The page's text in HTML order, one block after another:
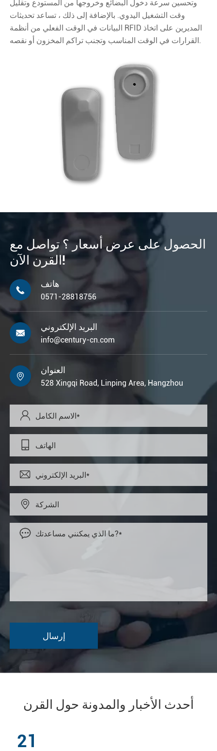
وتحسين سرعة دخول البضائع وخروجها من المستودع وتقليل
وقت التشغيل اليدوي. بالإضافة إلى ذلك ، تساعد تحديثات
البيانات في الوقت الفعلي من أنظمة RFID المديرين على اتخاذ
القرارات في الوقت المناسب وتجنب تراكم المخزون أو نقصه.
الحصول على عرض أسعار ؟ تواصل مع
القرن الآن!

هاتف
0571-28818756

البريد الإلكتروني
info@century-cn.com

العنوان
528 Xingqi Road, Linping Area, Hangzhou





أحدث الأخبار والمدونة حول القرن
21